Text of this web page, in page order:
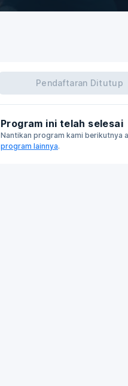
Pendaftaran Ditutup
Program ini telah selesai
Nantikan program kami berikutnya
program lainnya.